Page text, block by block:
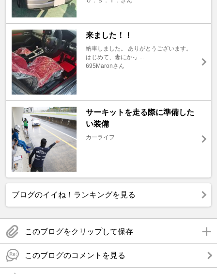
来ました！！
納車しました。 ありがとうございます。
はじめて、妻にかっ ...
695Maronさん
サーキットを走る際に準備した
い装備
カーライフ
ブログのイイね！ランキングを見る
このブログをクリップして保存
このブログのコメントを見る